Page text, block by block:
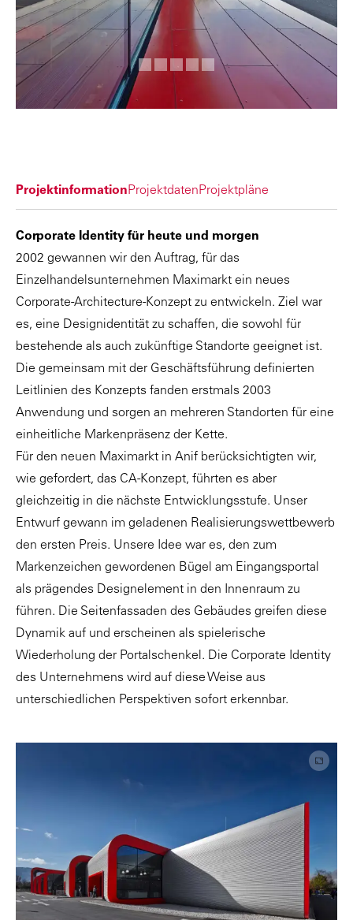
ProjektinformationProjektdatenProjektpläne
Corporate Identity für heute und morgen
2002 gewannen wir den Auftrag, für das
Einzelhandelsunternehmen Maximarkt ein neues
Corporate-Architecture-Konzept zu entwickeln. Ziel war
es, eine Designidentität zu schaffen, die sowohl für
bestehende als auch zukünftige Standorte geeignet ist.
Die gemeinsam mit der Geschäftsführung definierten
Leitlinien des Konzepts fanden erstmals 2003
Anwendung und sorgen an mehreren Standorten für eine
einheitliche Markenpräsenz der Kette.
Für den neuen Maximarkt in Anif berücksichtigten wir,
wie gefordert, das CA-Konzept, führten es aber
gleichzeitig in die nächste Entwicklungsstufe. Unser
Entwurf gewann im geladenen Realisierungswettbewerb
den ersten Preis. Unsere Idee war es, den zum
Markenzeichen gewordenen Bügel am Eingangsportal
als prägendes Designelement in den Innenraum zu
führen. Die Seitenfassaden des Gebäudes greifen diese
Dynamik auf und erscheinen als spielerische
Wiederholung der Portalschenkel. Die Corporate Identity
des Unternehmens wird auf diese Weise aus
unterschiedlichen Perspektiven sofort erkennbar.